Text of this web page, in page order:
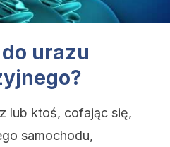
urazu
lub ktoś, cofając się,
samochodu,